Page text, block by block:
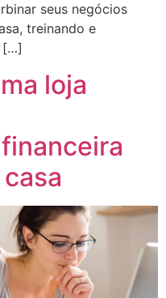
seus negócios
treinando e
[…]
loja